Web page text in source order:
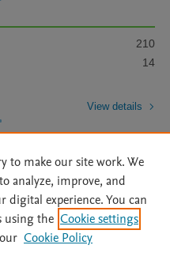
210
14
View details
| Archive Policy
|
| Mission | Status Updates
to make our site work. We
analyze, improve, and
digital experience. You can
using the Cookie settings
Cookie Policy